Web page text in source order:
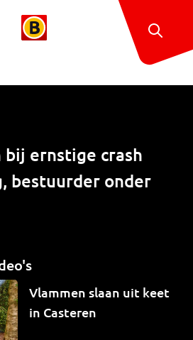
bij ernstige crash
bestuurder onder
Vlammen slaan uit keet
in Casteren